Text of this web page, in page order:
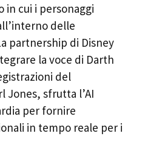
in cui i personaggi
delle
partnership di Disney
la voce di Darth
del
Jones, sfrutta l’AI
per fornire
in tempo reale per i